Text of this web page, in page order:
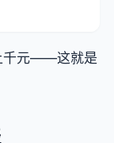
千元——这就是